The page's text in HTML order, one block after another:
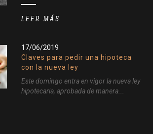
LEER MÁS
17/06/2019
Claves para pedir una hipoteca
con la nueva ley
Este domingo entra en vigor la nueva ley
hipotecaria, aprobada de manera...